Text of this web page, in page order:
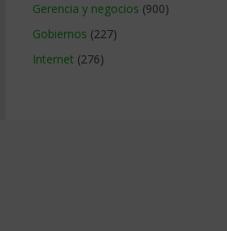
Gerencia y negocios (900)
Gobiernos (227)
Internet (276)